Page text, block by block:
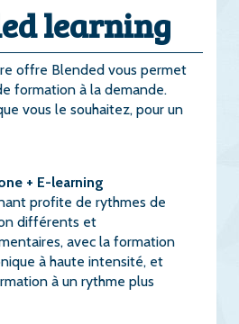
learning
offre Blended vous permet
formation à la demande.
vous le souhaitez, pour un
+ E-learning
profite de rythmes de
différents et
avec la formation
à haute intensité, et
à un rythme plus